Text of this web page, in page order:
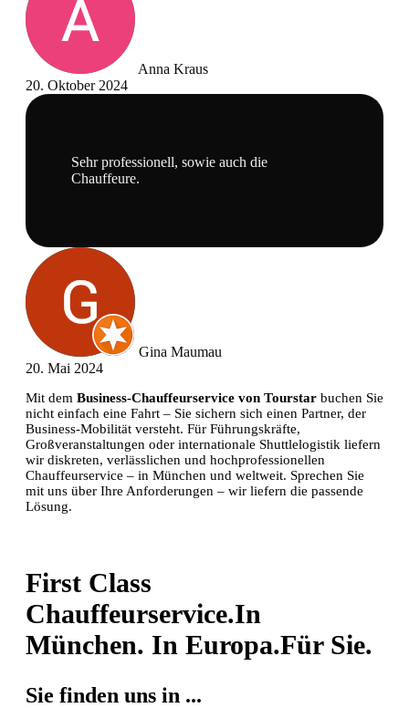
Anna Kraus
20. Oktober 2024
Sehr professionell, sowie auch die
Chauffeure.
Gina Maumau
20. Mai 2024
Mit dem Business-Chauffeurservice von Tourstar buchen Sie
nicht einfach eine Fahrt – Sie sichern sich einen Partner, der
Business‑Mobilität versteht. Für Führungskräfte,
Großveranstaltungen oder internationale Shuttlelogistik liefern
wir diskreten, verlässlichen und hochprofessionellen
Chauffeurservice – in München und weltweit. Sprechen Sie
mit uns über Ihre Anforderungen – wir liefern die passende
Lösung.
First Class
Chauffeurservice.In
München. In Europa.Für Sie.
Sie finden uns in ...